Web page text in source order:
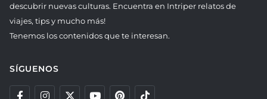
descubrir nuevas culturas. Encuentra en Intriper relatos de
viajes, tips y mucho más!
Tenemos los contenidos que te interesan.
SÍGUENOS